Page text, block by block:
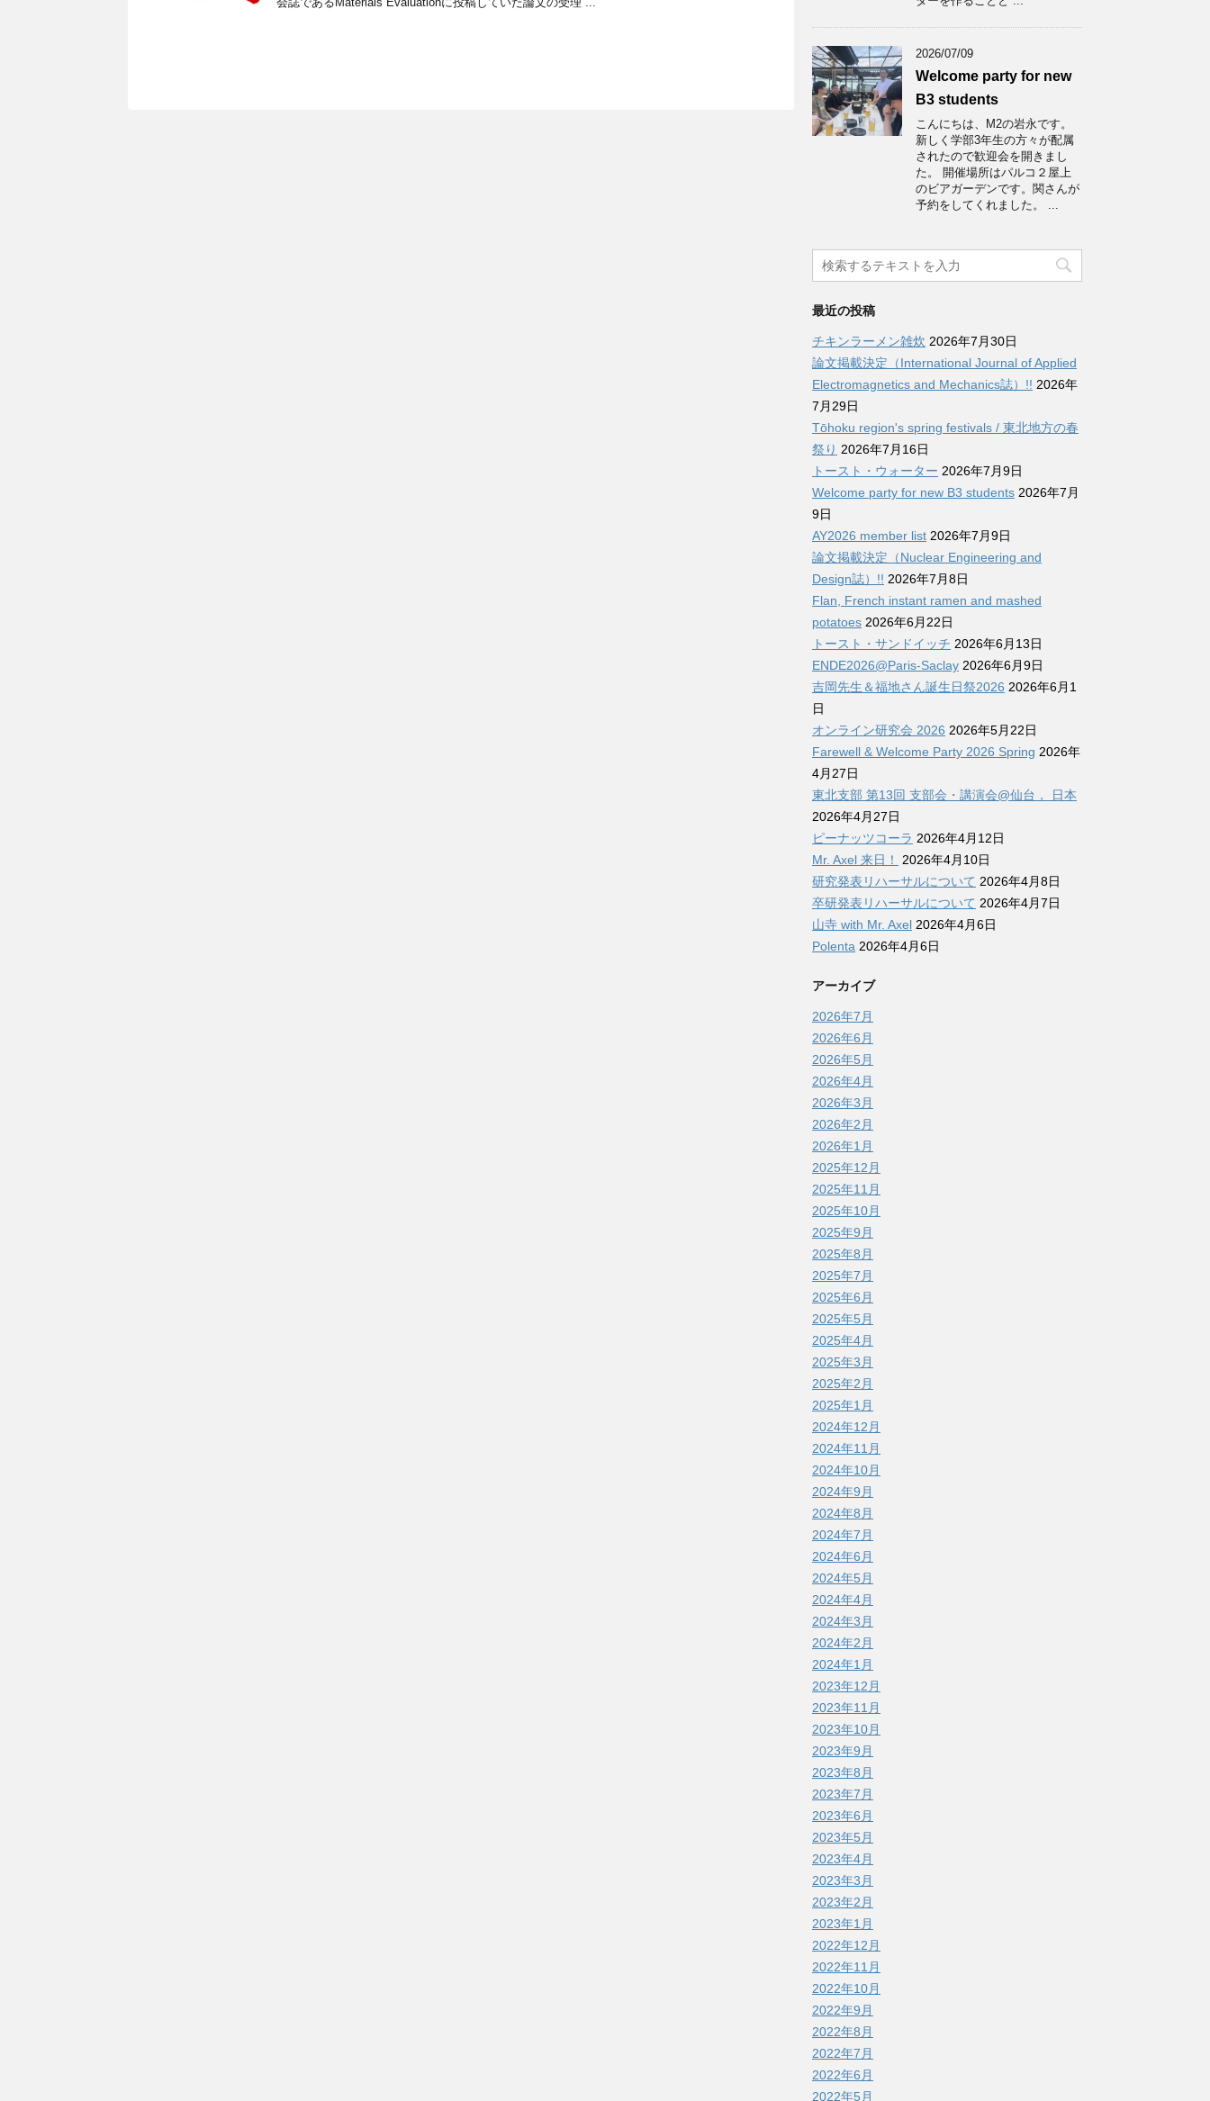
2026/07/09
Welcome party for new
B3 students
こんにちは、M2の岩永です。
新しく学部3年生の方々が配属
されたので歓迎会を開きまし
た。 開催場所はパルコ２屋上
のビアガーデンです。関さんが
予約をしてくれました。 ...
最近の投稿
チキンラーメン雑炊 2026年7月30日
論文掲載決定（International Journal of Applied
Electromagnetics and Mechanics誌）!! 2026年
7月29日
Tōhoku region's spring festivals / 東北地方の春
祭り 2026年7月16日
トースト・ウォーター 2026年7月9日
Welcome party for new B3 students 2026年7月
9日
AY2026 member list 2026年7月9日
論文掲載決定（Nuclear Engineering and
Design誌）!! 2026年7月8日
Flan, French instant ramen and mashed
potatoes 2026年6月22日
トースト・サンドイッチ 2026年6月13日
ENDE2026@Paris-Saclay 2026年6月9日
吉岡先生＆福地さん誕生日祭2026 2026年6月1
日
オンライン研究会 2026 2026年5月22日
Farewell & Welcome Party 2026 Spring 2026年
4月27日
東北支部 第13回 支部会・講演会@仙台， 日本
2026年4月27日
ピーナッツコーラ 2026年4月12日
Mr. Axel 来日！
2026年4月10日
研究発表リハーサルについて 2026年4月8日
卒研発表リハーサルについて 2026年4月7日
山寺 with Mr. Axel 2026年4月6日
Polenta 2026年4月6日
アーカイブ
2026年7月
2026年6月
2026年5月
2026年4月
2026年3月
2026年2月
2026年1月
2025年12月
2025年11月
2025年10月
2025年9月
2025年8月
2025年7月
2025年6月
2025年5月
2025年4月
2025年3月
2025年2月
2025年1月
2024年12月
2024年11月
2024年10月
2024年9月
2024年8月
2024年7月
2024年6月
2024年5月
2024年4月
2024年3月
2024年2月
2024年1月
2023年12月
2023年11月
2023年10月
2023年9月
2023年8月
2023年7月
2023年6月
2023年5月
2023年4月
2023年3月
2023年2月
2023年1月
2022年12月
2022年11月
2022年10月
2022年9月
2022年8月
2022年7月
2022年6月
2022年5月